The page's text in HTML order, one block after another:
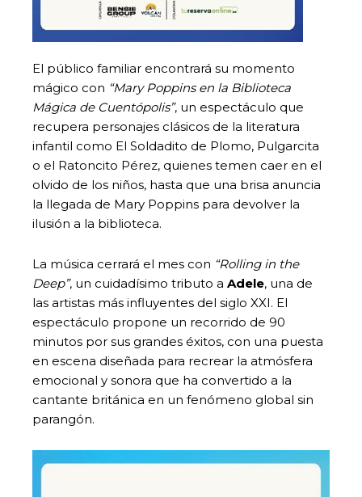
El público familiar encontrará su momento
mágico con “Mary Poppins en la Biblioteca
Mágica de Cuentópolis”, un espectáculo que
recupera personajes clásicos de la literatura
infantil como El Soldadito de Plomo, Pulgarcita
o el Ratoncito Pérez, quienes temen caer en el
olvido de los niños, hasta que una brisa anuncia
la llegada de Mary Poppins para devolver la
ilusión a la biblioteca.
La música cerrará el mes con “Rolling in the
Deep”, un cuidadísimo tributo a Adele, una de
las artistas más influyentes del siglo XXI. El
espectáculo propone un recorrido de 90
minutos por sus grandes éxitos, con una puesta
en escena diseñada para recrear la atmósfera
emocional y sonora que ha convertido a la
cantante británica en un fenómeno global sin
parangón.